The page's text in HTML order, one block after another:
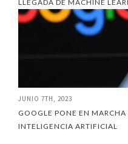
LLEGADA DE MACHINE
JUNIO 7TH, 2023
GOOGLE PONE EN MARCHA
INTELIGENCIA ARTIFICIAL